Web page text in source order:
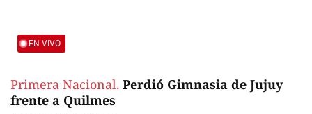
EN VIVO
Primera Nacional. Perdió Gimnasia de Jujuy
frente a Quilmes